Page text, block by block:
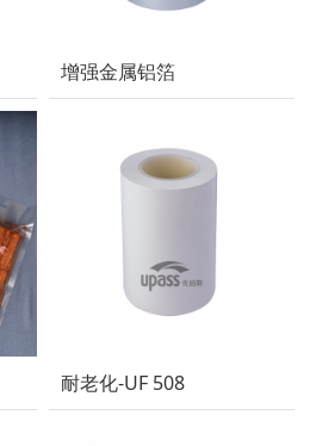
增强金属铝箔
耐老化-UF 508